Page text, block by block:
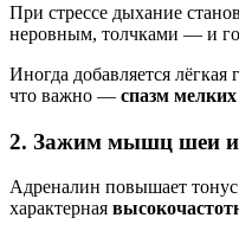
При стрессе дыхание
неровным, толчками — и
Иногда добавляется
что важно — спазм
2. Зажим мышц шеи и
Адреналин повышает
характерная